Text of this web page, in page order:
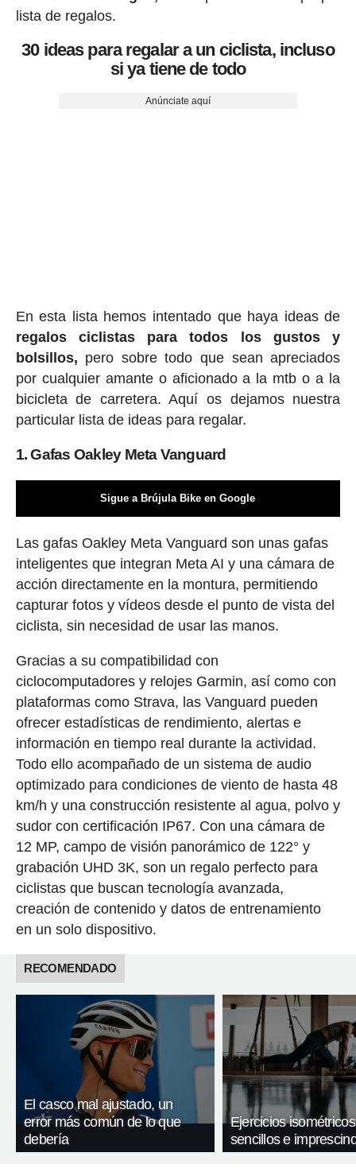
lista de regalos.
30 ideas para regalar a un ciclista, incluso
si ya tiene de todo
Anúnciate aquí
En esta lista hemos intentado que haya ideas de
regalos ciclistas para todos los gustos y
bolsillos, pero sobre todo que sean apreciados
por cualquier amante o aficionado a la mtb o a la
bicicleta de carretera. Aquí os dejamos nuestra
particular lista de ideas para regalar.
1. Gafas Oakley Meta Vanguard
Sigue a Brújula Bike en Google
Las gafas Oakley Meta Vanguard son unas gafas
inteligentes que integran Meta AI y una cámara de
acción directamente en la montura, permitiendo
capturar fotos y vídeos desde el punto de vista del
ciclista, sin necesidad de usar las manos.
Gracias a su compatibilidad con
ciclocomputadores y relojes Garmin, así como con
plataformas como Strava, las Vanguard pueden
ofrecer estadísticas de rendimiento, alertas e
información en tiempo real durante la actividad.
Todo ello acompañado de un sistema de audio
optimizado para condiciones de viento de hasta 48
km/h y una construcción resistente al agua, polvo y
sudor con certificación IP67. Con una cámara de
12 MP, campo de visión panorámico de 122° y
grabación UHD 3K, son un regalo perfecto para
ciclistas que buscan tecnología avanzada,
creación de contenido y datos de entrenamiento
en un solo dispositivo.
RECOMENDADO
El casco mal ajustado, un
error más común de lo que
debería
Ejercicios
sencillos e